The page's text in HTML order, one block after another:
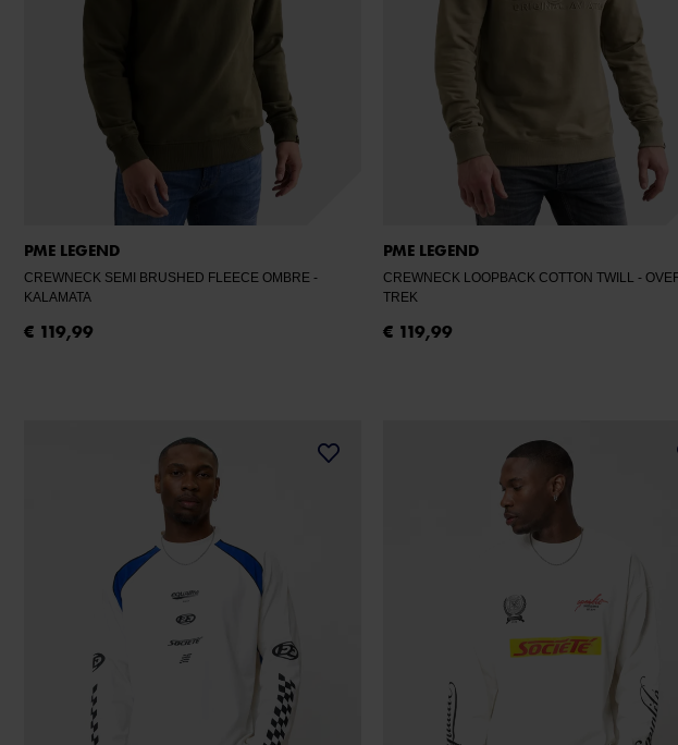
PME LEGEND
CREWNECK SEMI BRUSHED FLEECE OMBRE -
KALAMATA
€ 119,99
PME LEGEND
CREWNECK LOOPBACK COTTON TWILL - OVERLAND
TREK
€ 119,99